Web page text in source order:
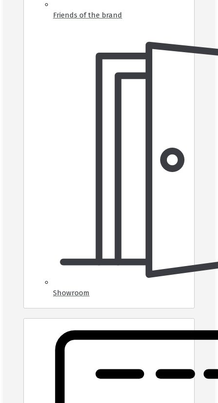
Friends of the brand
Showroom